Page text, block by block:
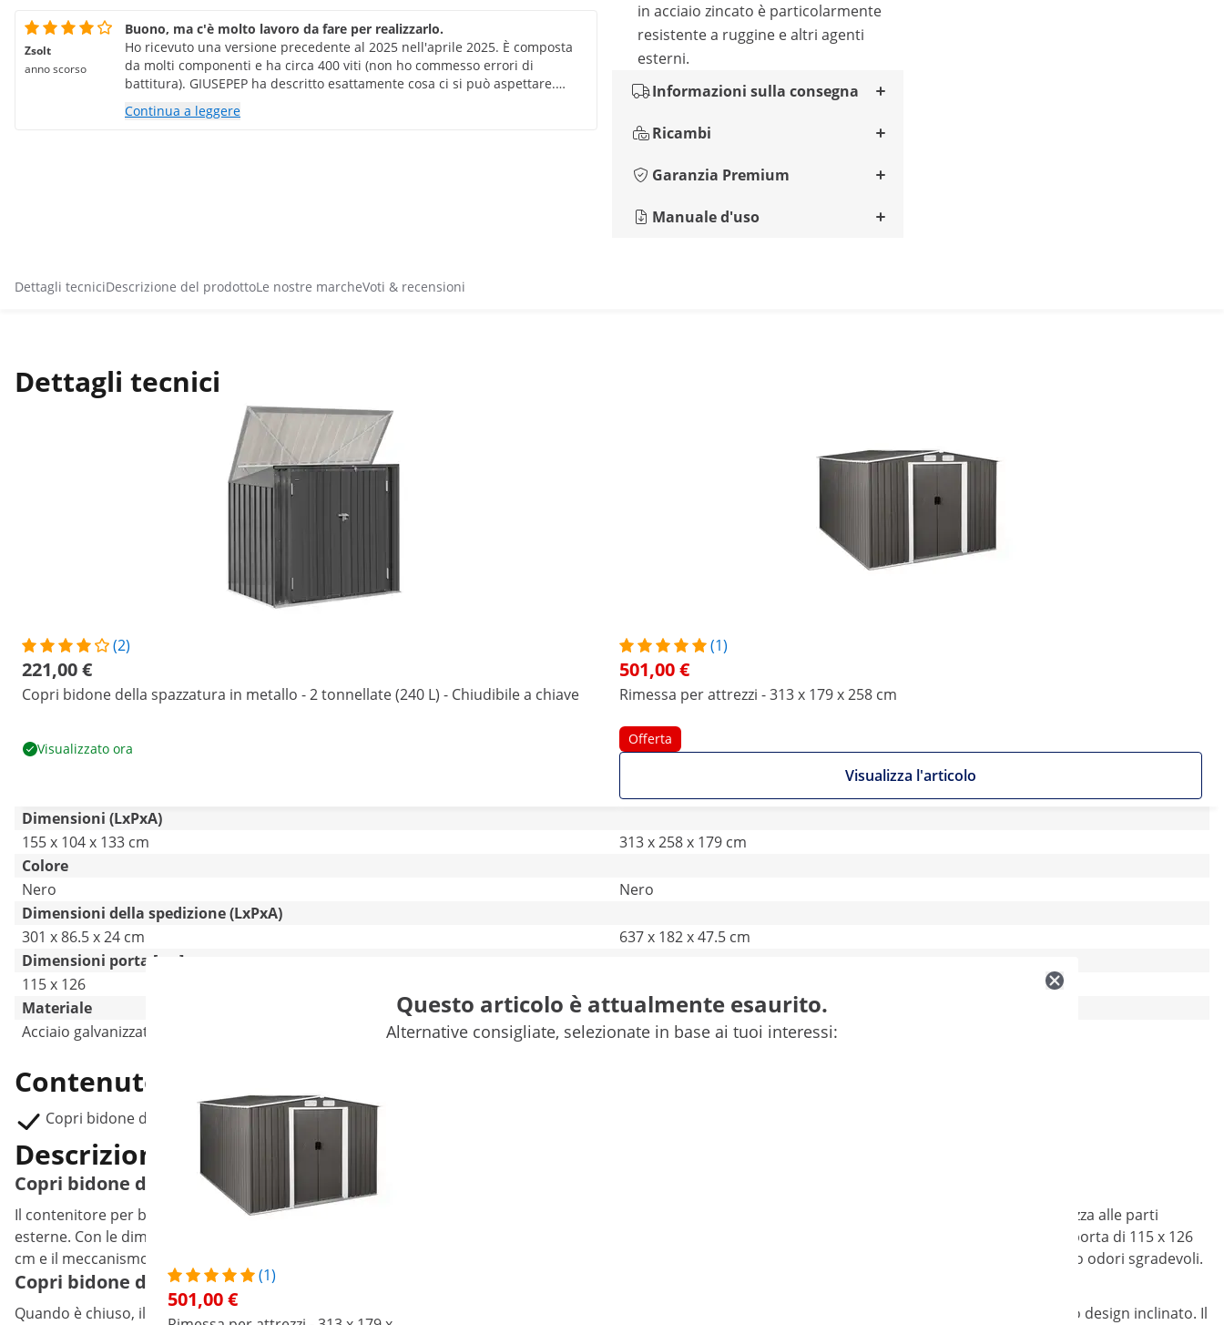
in acciaio zincato è particolarmente
resistente a ruggine e altri agenti
esterni.
Informazioni sulla consegna
Ricambi
Garanzia Premium
Manuale d'uso
Zsolt
anno scorso
Buono, ma c'è molto lavoro da fare per realizzarlo.
Ho ricevuto una versione precedente al 2025 nell'aprile 2025. È composta
da molti componenti e ha circa 400 viti (non ho commesso errori di
battitura). GIUSEPEP ha descritto esattamente cosa ci si può aspettare.
Diversi elementi del mio pacchetto erano rovinati dal tempo, ma non mi
servivano per la decorazione del giardino. Forse mi avrebbe dato fastidio in
Continua a leggere
Dettagli tecniciDescrizione del prodottoLe nostre marcheVoti & recensioni
Dettagli tecnici
(2)
221,00 €
Copri bidone della spazzatura in metallo - 2 tonnellate (240 L) - Chiudibile a chiave
Visualizzato ora
(1)
501,00 €
Rimessa per attrezzi - 313 x 179 x 258 cm
Offerta
Visualizza l'articolo
Dimensioni (LxPxA)
155 x 104 x 133 cm
313 x 258 x 179 cm
Colore
Nero
Nero
Dimensioni della spedizione (LxPxA)
301 x 86.5 x 24 cm
637 x 182 x 47.5 cm
Dimensioni porta [cm]
115 x 126
Materiale
Acciaio galvanizzato
Acciaio galvanizzato
Contenuto della consegna
Copri bidone della spazzaturaUNI_SHED_02
Questo articolo è attualmente esaurito.
Alternative consigliate, selezionate in base ai tuoi interessi:
(1)
501,00 €
Descrizione del prodotto
Copri bidone della spazzatura in metallo con sollevamento pneumatico
Il contenitore per bidoni in metallo chiudibile di Uniprodo è la soluzione per nascondere alla vista in giardino i bidoni della spazzatura e dare ordine e bellezza alle parti
esterne. Con le dimensioni 155 x 104 x 133 cm, trovano riparo due copri bidoni con un volume di 240 litri, mobili da giardino o piccole biciclette. La doppia porta di 115 x 126
cm e il meccanismo pneumatico di sollevamento del coperchio consentono un facile accesso. Le bocche d'aerazione impediscono l'accumulo di condensa o odori sgradevoli.
Copri bidone della spazzatura in metallo 2 x 240 l
Quando è chiuso, il bidone della spazzatura in metallo presenta un tetto spiovente: quando piove, l'acqua defluisce automaticamente dal tetto grazie al suo design inclinato. Il